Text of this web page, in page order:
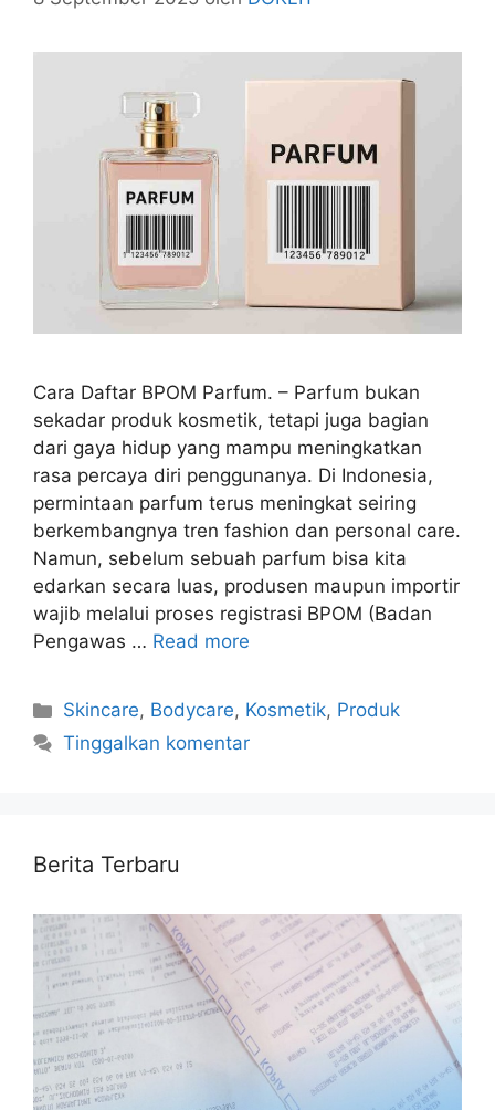
Cara Daftar BPOM Parfum. – Parfum bukan
sekadar produk kosmetik, tetapi juga bagian
dari gaya hidup yang mampu meningkatkan
rasa percaya diri penggunanya. Di Indonesia,
permintaan parfum terus meningkat seiring
berkembangnya tren fashion dan personal care.
Namun, sebelum sebuah parfum bisa kita
edarkan secara luas, produsen maupun importir
wajib melalui proses registrasi BPOM (Badan
Pengawas … Read more
Kategori
Skincare, Bodycare, Kosmetik, Produk
Tinggalkan komentar
Berita Terbaru